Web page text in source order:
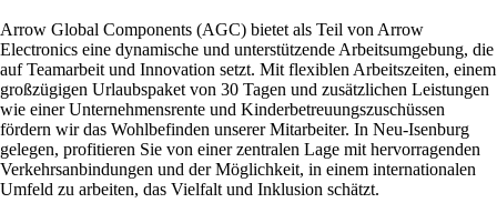
Arrow Global Components (AGC) bietet als Teil von Arrow
Electronics eine dynamische und unterstützende Arbeitsumgebung, die
auf Teamarbeit und Innovation setzt. Mit flexiblen Arbeitszeiten, einem
großzügigen Urlaubspaket von 30 Tagen und zusätzlichen Leistungen
wie einer Unternehmensrente und Kinderbetreuungszuschüssen
fördern wir das Wohlbefinden unserer Mitarbeiter. In Neu-Isenburg
gelegen, profitieren Sie von einer zentralen Lage mit hervorragenden
Verkehrsanbindungen und der Möglichkeit, in einem internationalen
Umfeld zu arbeiten, das Vielfalt und Inklusion schätzt.